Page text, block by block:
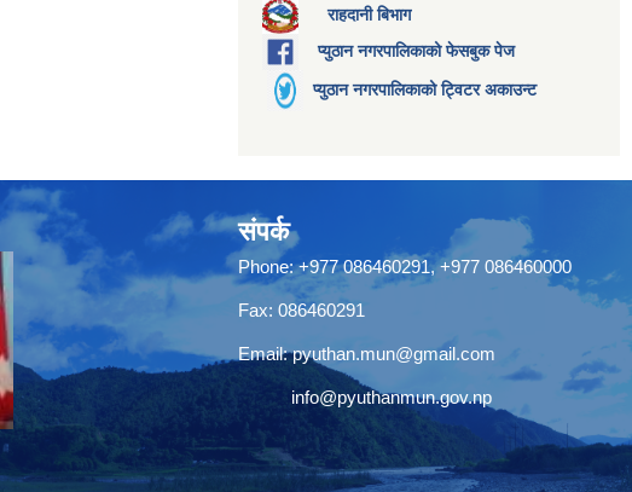
राहदानी बिभाग
प्युठान नगरपालिकाको फेसबुक पेज
प्युठान नगरपालिकाको ट्विटर अकाउन्ट
संपर्क
Phone: +977 086460291, +977 086460000
Fax: 086460291
Email:pyuthan.mun@gmail.com
info@pyuthanmun.gov.np